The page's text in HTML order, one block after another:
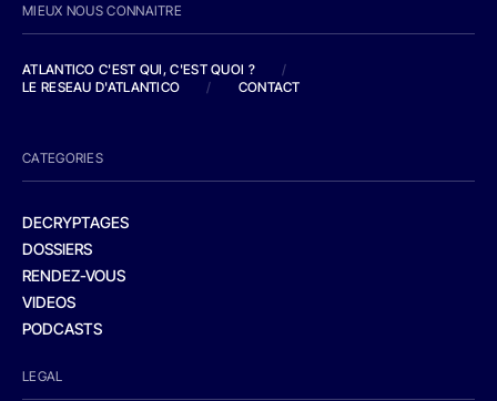
MIEUX NOUS CONNAITRE
ATLANTICO C'EST QUI, C'EST QUOI ?
/
LE RESEAU D'ATLANTICO
/ CONTACT
CATEGORIES
DECRYPTAGES
DOSSIERS
RENDEZ-VOUS
VIDEOS
PODCASTS
LEGAL